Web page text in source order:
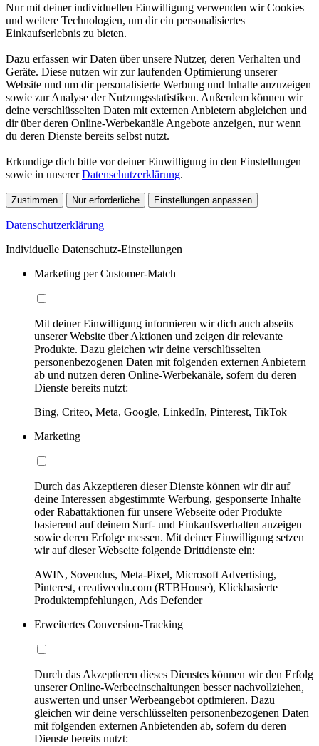
Nur mit deiner individuellen Einwilligung verwenden wir Cookies
und weitere Technologien, um dir ein personalisiertes
Einkaufserlebnis zu bieten.
Dazu erfassen wir Daten über unsere Nutzer, deren Verhalten und
Geräte. Diese nutzen wir zur laufenden Optimierung unserer
Website und um dir personalisierte Werbung und Inhalte anzuzeigen
sowie zur Analyse der Nutzungsstatistiken. Außerdem können wir
deine verschlüsselten Daten mit externen Anbietern abgleichen und
dir über deren Online-Werbekanäle Angebote anzeigen, nur wenn
du deren Dienste bereits selbst nutzt.
Erkundige dich bitte vor deiner Einwilligung in den Einstellungen
sowie in unsererDatenschutzerklärung.
Zustimmen Nur erforderliche Einstellungen anpassen
Datenschutzerklärung
Individuelle Datenschutz-Einstellungen
Marketing per Customer-Match
Mit deiner Einwilligung informieren wir dich auch abseits
unserer Website über Aktionen und zeigen dir relevante
Produkte. Dazu gleichen wir deine verschlüsselten
personenbezogenen Daten mit folgenden externen Anbietern
ab und nutzen deren Online-Werbekanäle, sofern du deren
Dienste bereits nutzt:
Bing, Criteo, Meta, Google, LinkedIn, Pinterest, TikTok
Marketing
Durch das Akzeptieren dieser Dienste können wir dir auf
deine Interessen abgestimmte Werbung, gesponserte Inhalte
oder Rabattaktionen für unsere Webseite oder Produkte
basierend auf deinem Surf- und Einkaufsverhalten anzeigen
sowie deren Erfolge messen. Mit deiner Einwilligung setzen
wir auf dieser Webseite folgende Drittdienste ein:
AWIN, Sovendus, Meta-Pixel, Microsoft Advertising,
Pinterest, creativecdn.com (RTBHouse), Klickbasierte
Produktempfehlungen, Ads Defender
Erweitertes Conversion-Tracking
Durch das Akzeptieren dieses Dienstes können wir den Erfolg
unserer Online-Werbeeinschaltungen besser nachvollziehen,
auswerten und unser Werbeangebot optimieren. Dazu
gleichen wir deine verschlüsselten personenbezogenen Daten
mit folgenden externen Anbietenden ab, sofern du deren
Dienste bereits nutzt: